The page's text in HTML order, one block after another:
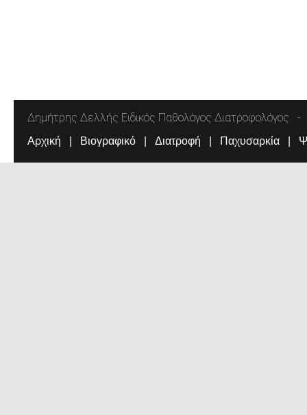
Δημήτρης Δελλής Ειδικός Παθολόγος Διατροφολόγος
Αρχική Βιογραφικό Διατροφή Παχυσαρκία